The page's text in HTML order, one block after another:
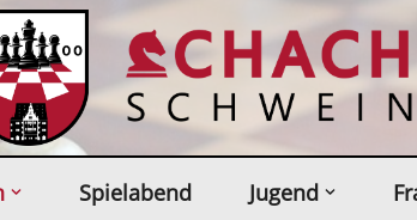
Spielabend Jugend